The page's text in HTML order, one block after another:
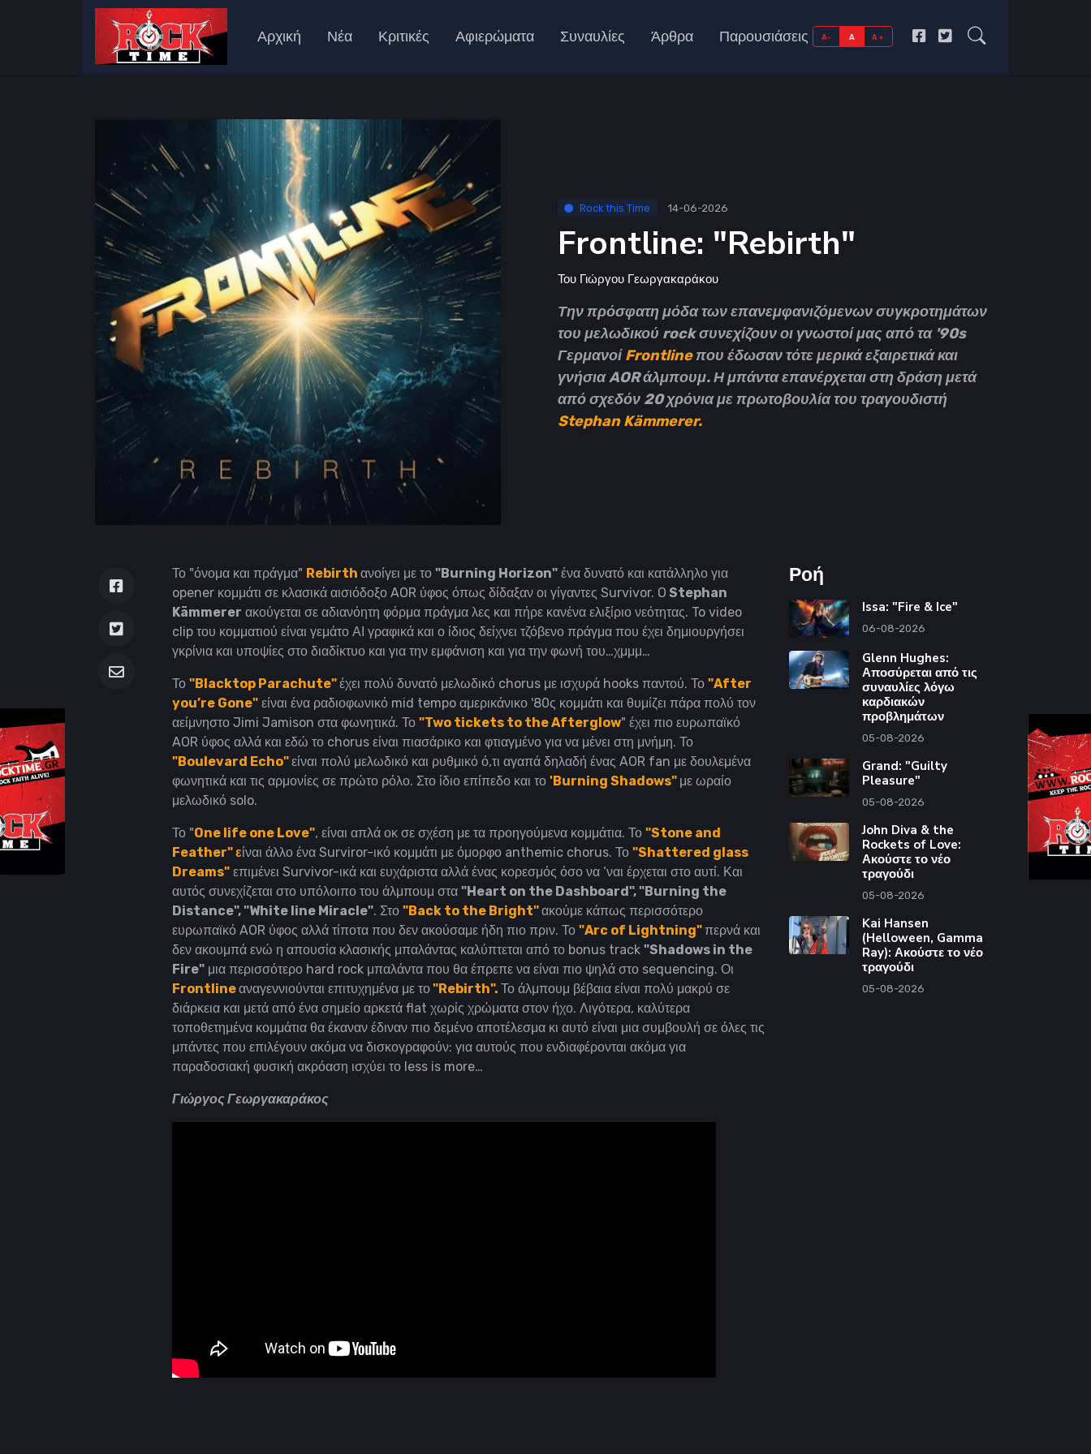
Αρχική Νέα Κριτικές Αφιερώματα Συναυλίες Άρθρα Παρουσιάσεις A- A A+
Rock this Time 14-06-2026
Frontline: "Rebirth"
Του Γιώργου Γεωργακαράκου
Την πρόσφατη μόδα των επανεμφανιζόμενων συγκροτημάτων
του μελωδικού rock συνεχίζουν οι γνωστοί μας από τα '90s
ΓερμανοίFrontlineπου έδωσαν τότε μερικά εξαιρετικά και
γνήσια AOR άλμπουμ. Η μπάντα επανέρχεται στη δράση μετά
από σχεδόν 20 χρόνια με πρωτοβουλία του τραγουδιστή
Stephan Kämmerer.
Το "όνομα και πράγμα" Rebirth ανοίγει με το "Burning Horizon" ένα δυνατό και κατάλληλο για
opener κομμάτι σε κλασικά αισιόδοξο AOR ύφος όπως δίδαξαν οι γίγαντες Survivor. O Stephan
Kämmerer ακούγεται σε αδιανόητη φόρμα πράγμα λες και πήρε κανένα ελιξίριο νεότητας. To video
clip του κομματιού είναι γεμάτο ΑΙ γραφικά και ο ίδιος δείχνει τζόβενο πράγμα που έχει δημιουργήσει
γκρίνια και υποψίες στο διαδίκτυο και για την εμφάνιση και για την φωνή του…χμμμ…
Το "Blacktop Parachute"έχει πολύ δυνατό μελωδικό chorus με ισχυρά hooks παντού. Το "After
you’re Gone" είναι ένα ραδιοφωνικό mid tempo αμερικάνικο '80ς κομμάτι και θυμίζει πάρα πολύ τον
αείμνηστο Jimi Jamison στα φωνητικά. Το "Two tickets to the Afterglow" έχει πιο ευρωπαϊκό
AOR ύφος αλλά και εδώ το chorus είναι πιασάρικο και φτιαγμένο για να μένει στη μνήμη. Το
"Boulevard Echo"είναι πολύ μελωδικό και ρυθμικό ό,τι αγαπά δηλαδή ένας AOR fan με δουλεμένα
φωνητικά και τις αρμονίες σε πρώτο ρόλο. Στο ίδιο επίπεδο και το 'Burning Shadows" με ωραίο
μελωδικό solo.
Το "One life one Love", είναι απλά οκ σε σχέση με τα προηγούμενα κομμάτια. Το "Stone and
Feather" είναι άλλο ένα Surviror-ικό κομμάτι με όμορφο anthemic chorus. Το "Shattered glass
Dreams" επιμένει Survivor-ικά και ευχάριστα αλλά ένας κορεσμός όσο να ‘ναι έρχεται στο αυτί. Και
αυτός συνεχίζεται στο υπόλοιπο του άλμπουμ στα "Heart on the Dashboard", "Burning the
Distance", "White line Miracle". Στο "Back to the Bright"ακούμε κάπως περισσότερο
ευρωπαϊκό AOR ύφος αλλά τίποτα που δεν ακούσαμε ήδη πιο πριν. Το "Arc of Lightning"περνά και
δεν ακουμπά ενώ η απουσία κλασικής μπαλάντας καλύπτεται από το bonus track "Shadows in the
Fire" μια περισσότερο hard rock μπαλάντα που θα έπρεπε να είναι πιο ψηλά στο sequencing. Οι
Frontlineαναγεννιούνται επιτυχημένα με το"Rebirth". Το άλμπουμ βέβαια είναι πολύ μακρύ σε
διάρκεια και μετά από ένα σημείο αρκετά flat χωρίς χρώματα στον ήχο. Λιγότερα, καλύτερα
τοποθετημένα κομμάτια θα έκαναν έδιναν πιο δεμένο αποτέλεσμα κι αυτό είναι μια συμβουλή σε όλες τις
μπάντες που επιλέγουν ακόμα να δισκογραφούν: για αυτούς που ενδιαφέρονται ακόμα για
παραδοσιακή φυσική ακρόαση ισχύει το less is more…
Γιώργος Γεωργακαράκος
Ροή
Issa: "Fire & Ice"
06-08-2026
Glenn Hughes:
Αποσύρεται από τις
συναυλίες λόγω
καρδιακών
προβλημάτων
05-08-2026
Grand: "Guilty
Pleasure"
05-08-2026
John Diva & the
Rockets of Love:
Ακούστε το νέο
τραγούδι
05-08-2026
Kai Hansen
(Helloween, Gamma
Ray): Ακούστε το νέο
τραγούδι
05-08-2026